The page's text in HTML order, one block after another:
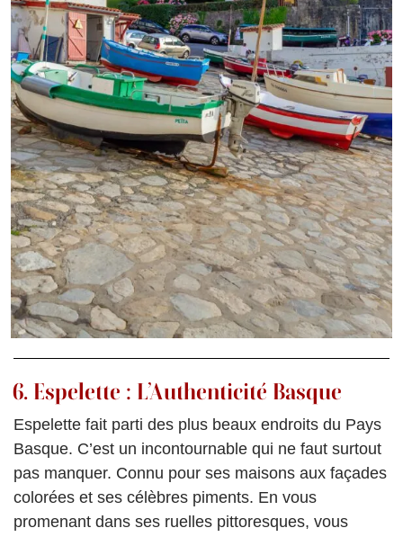
6. Espelette : L’Authenticité Basque
Espelette fait parti des plus beaux endroits du Pays
Basque. C’est un incontournable qui ne faut surtout
pas manquer. Connu pour ses maisons aux façades
colorées et ses célèbres piments. En vous
promenant dans ses ruelles pittoresques, vous